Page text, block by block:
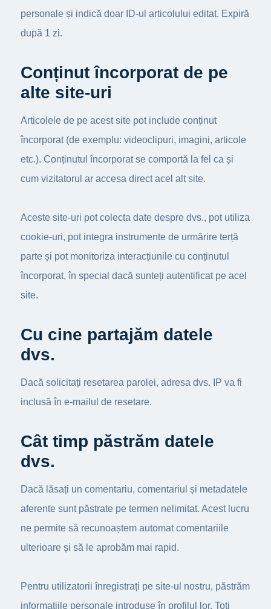
personale și indică doar ID-ul articolului editat. Expiră
după 1 zi.
Conținut încorporat de pe
alte site-uri
Articolele de pe acest site pot include conținut
încorporat (de exemplu: videoclipuri, imagini, articole
etc.). Conținutul încorporat se comportă la fel ca și
cum vizitatorul ar accesa direct acel alt site.
Aceste site-uri pot colecta date despre dvs., pot utiliza
cookie-uri, pot integra instrumente de urmărire terță
parte și pot monitoriza interacțiunile cu conținutul
încorporat, în special dacă sunteți autentificat pe acel
site.
Cu cine partajăm datele
dvs.
Dacă solicitați resetarea parolei, adresa dvs. IP va fi
inclusă în e-mailul de resetare.
Cât timp păstrăm datele
dvs.
Dacă lăsați un comentariu, comentariul și metadatele
aferente sunt păstrate pe termen nelimitat. Acest lucru
ne permite să recunoaștem automat comentariile
ulterioare și să le aprobăm mai rapid.
Pentru utilizatorii înregistrați pe site-ul nostru, păstrăm
informațiile personale introduse în profilul lor. Toți